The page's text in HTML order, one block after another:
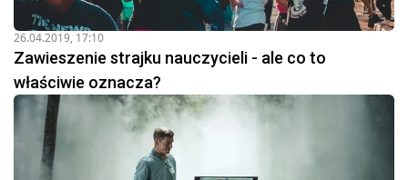
26.04.2019, 17:10
Zawieszenie strajku nauczycieli - ale co to
właściwie oznacza?